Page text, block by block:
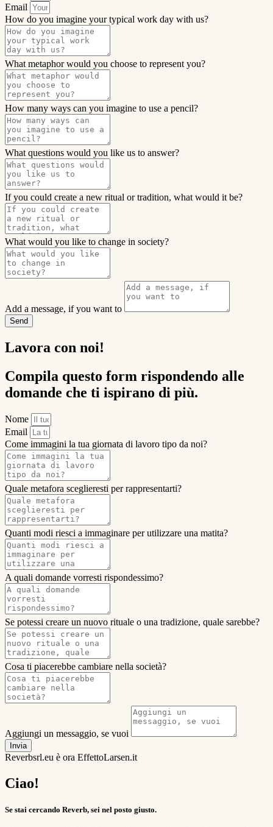
Email
How do you imagine your typical work day with us?
What metaphor would you choose to represent you?
How many ways can you imagine to use a pencil?
What questions would you like us to answer?
If you could create a new ritual or tradition, what would it be?
What would you like to change in society?
Add a message, if you want to
Send
Lavora con noi!
Compila questo form rispondendo alle
domande che ti ispirano di più.
Nome
Email
Come immagini la tua giornata di lavoro tipo da noi?
Quale metafora sceglieresti per rappresentarti?
Quanti modi riesci a immaginare per utilizzare una matita?
A quali domande vorresti rispondessimo?
Se potessi creare un nuovo rituale o una tradizione, quale sarebbe?
Cosa ti piacerebbe cambiare nella società?
Aggiungi un messaggio, se vuoi
Invia
Reverbsrl.eu è ora EffettoLarsen.it
Ciao!
Se stai cercando Reverb, sei nel posto giusto.